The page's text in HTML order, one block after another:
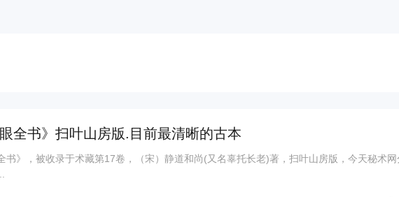
眼全书》扫叶山房版.目前最清晰的古本
书》，被收录于术藏第17卷，（宋）静道和尚(又名辜托长老)著，扫叶山房版，今天秘术网